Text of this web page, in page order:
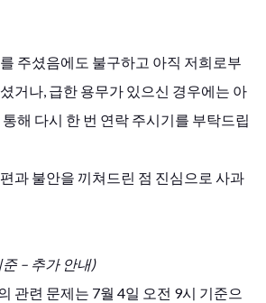
주셨음에도 불구하고 아직 저희로부
거나, 급한 용무가 있으신 경우에는 아
해 다시 한 번 연락 주시기를 부탁드립
과 불안을 끼쳐드린 점 진심으로 사과
– 추가 안내)
관련 문제는 7월 4일 오전 9시 기준으